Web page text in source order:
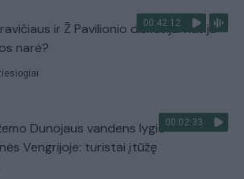
00:42:12
ir Ž Pavilionio diskusija: Rusija
narė?
00:02:33
Dunojaus vandens lygio –
Vengrijoje: turistai įtūžę